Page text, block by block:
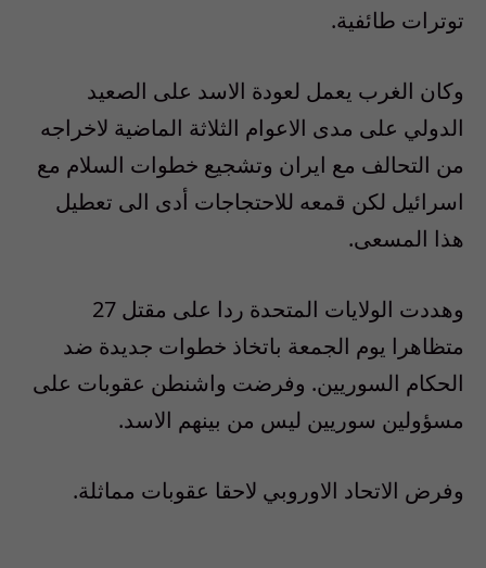
توترات طائفية.
وكان الغرب يعمل لعودة الاسد على الصعيد
الدولي على مدى الاعوام الثلاثة الماضية لاخراجه
من التحالف مع ايران وتشجيع خطوات السلام مع
اسرائيل لكن قمعه للاحتجاجات أدى الى تعطيل
هذا المسعى.
وهددت الولايات المتحدة ردا على مقتل 27
متظاهرا يوم الجمعة باتخاذ خطوات جديدة ضد
الحكام السوريين. وفرضت واشنطن عقوبات على
مسؤولين سوريين ليس من بينهم الاسد.
وفرض الاتحاد الاوروبي لاحقا عقوبات مماثلة.